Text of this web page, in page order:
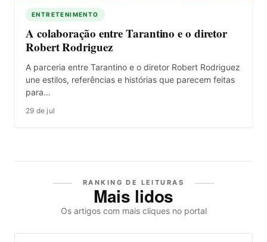
ENTRETENIMENTO
A colaboração entre Tarantino e o diretor
Robert Rodriguez
A parceria entre Tarantino e o diretor Robert Rodriguez
une estilos, referências e histórias que parecem feitas
para…
29 de jul
RANKING DE LEITURAS
Mais lidos
Os artigos com mais cliques no portal